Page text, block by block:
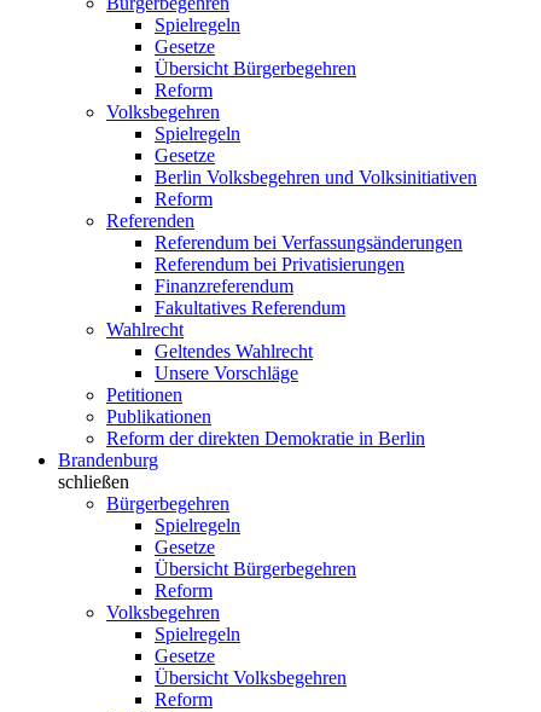
Spielregeln
Gesetze
Übersicht Bürgerbegehren
Reform
Volksbegehren
Spielregeln
Gesetze
Berlin Volksbegehren und Volksinitiativen
Reform
Referenden
Referendum bei Verfassungsänderungen
Referendum bei Privatisierungen
Finanzreferendum
Fakultatives Referendum
Wahlrecht
Geltendes Wahlrecht
Unsere Vorschläge
Petitionen
Publikationen
Reform der direkten Demokratie in Berlin
Brandenburg
schließen
Bürgerbegehren
Spielregeln
Gesetze
Übersicht Bürgerbegehren
Reform
Volksbegehren
Spielregeln
Gesetze
Übersicht Volksbegehren
Reform